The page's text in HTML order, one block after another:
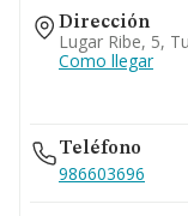
Dirección
Lugar Ribe, 5,
Como llegar
Teléfono
986603696